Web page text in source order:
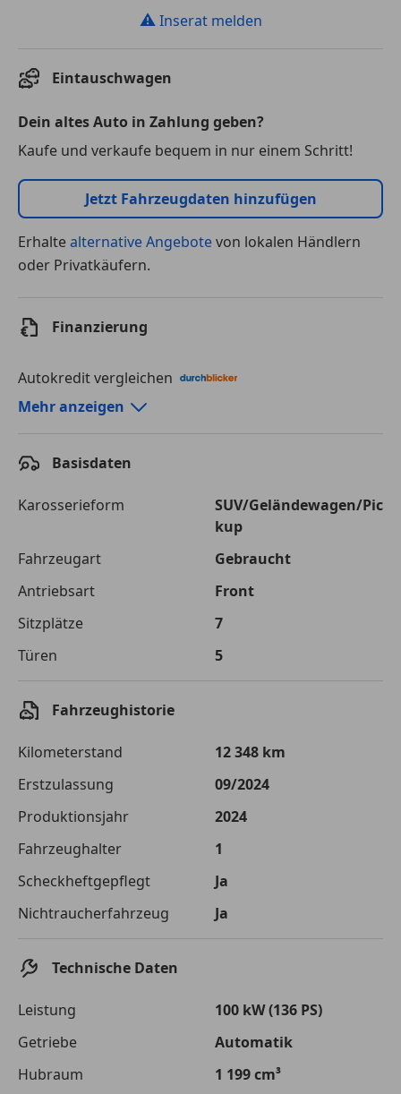
⚠ Inserat melden
Eintauschwagen
Dein altes Auto in Zahlung geben?
Kaufe und verkaufe bequem in nur einem Schritt!
Jetzt Fahrzeugdaten hinzufügen
Erhaltealternative Angebotevon lokalen Händlern
oder Privatkäufern.
Finanzierung
Autokredit vergleichen
Autokredit-Rechner von durchblicker.at
120 Monate
Kreditbetrag
€ 33 500,-
Gesamtbetrag
Einberechnete Gebühren
€ 0,-
Effektivzinsatz
Monatliche Rate € 393,29
Die tatsächlichen Konditionen sind abhängig von Ihrer Bonität sowie
von der von Ihnen gewählten Bank. Rückzahlungszeitraum 1-10
Jahre. Zinsspanne Sollzinssatz: 2,90% - 14,90%.
Jetzt berechnen
Mehr anzeigen
Basisdaten
Karosserieform
SUV/Geländewagen/Pic
kup
Fahrzeugart
Gebraucht
Antriebsart
Front
Sitzplätze
7
Türen
5
Fahrzeughistorie
Kilometerstand
12 348 km
Erstzulassung
09/2024
Produktionsjahr
2024
Fahrzeughalter
1
Scheckheftgepflegt
Ja
Nichtraucherfahrzeug
Ja
Technische Daten
Leistung
100 kW (136 PS)
Getriebe
Automatik
Hubraum
1 199 cm³